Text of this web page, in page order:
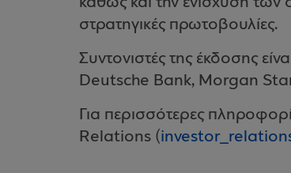
στρατηγικές πρωτοβουλίες.
Συντονιστές της έκδοσης
Deutsche Bank, Morgan
Για περισσότερες
Relations (